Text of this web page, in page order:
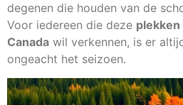
degenen die houden van de
Voor iedereen die deze
Canada wil verkennen, is er
ongeacht het seizoen.